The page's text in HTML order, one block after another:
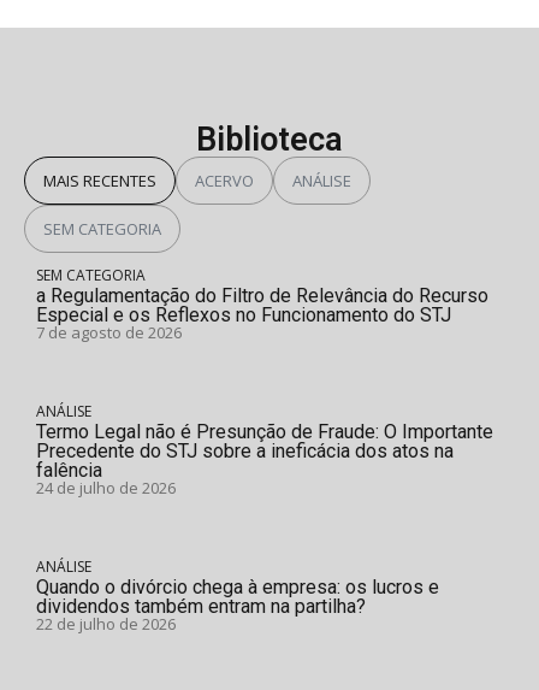
Biblioteca
ACERVO ANÁLISE
SEM CATEGORIA
MAIS RECENTES
SEM CATEGORIA
a Regulamentação do Filtro de Relevância do Recurso
Especial e os Reflexos no Funcionamento do STJ
7 de agosto de 2026
ANÁLISE
Termo Legal não é Presunção de Fraude: O Importante
Precedente do STJ sobre a ineficácia dos atos na
falência
24 de julho de 2026
ANÁLISE
Quando o divórcio chega à empresa: os lucros e
dividendos também entram na partilha?
22 de julho de 2026